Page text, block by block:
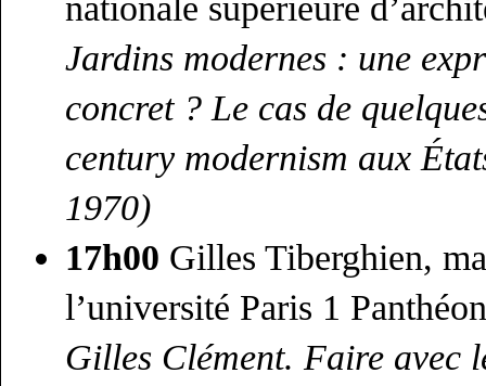
nationale supérieure
Jardins modernes : une
concret ? Le cas de
century modernism aux
1970)
17h00 Gilles Tiberghien,
l’université Paris 1
Gilles Clément. Faire avec